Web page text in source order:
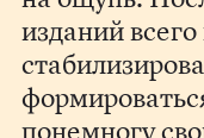
изданий
понемногу